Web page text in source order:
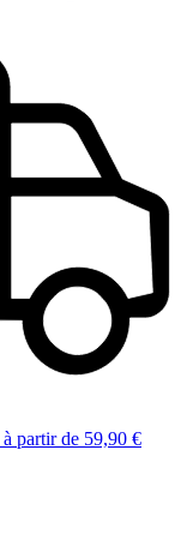
à partir de 59,90 €